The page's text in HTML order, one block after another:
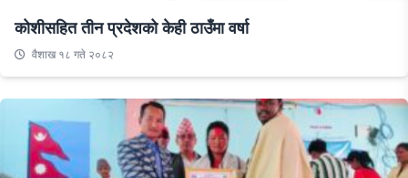
कोशीसहित तीन प्रदेशको केही ठाउँमा वर्षा
वैशाख १८ गते २०८२